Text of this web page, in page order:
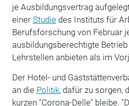
je Ausbildungsvertrag
einer Studiedes Instituts für
Berufsforschung von Februar
ausbildungsberechtigte
Lehrstellen anbieten als im
Der Hotel- und
an die Politik, dafür zu sorgen,
kurzen "Corona-Delle" bleibe.